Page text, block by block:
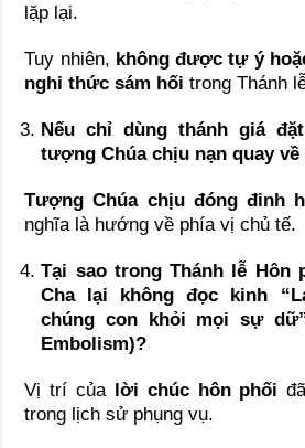
lặp lại.
Tuy nhiên, không được tự ý
nghi thức sám hối trong Thánh
Nếu chỉ dùng thánh giá
tượng Chúa chịu nạn quay về
Tượng Chúa chịu đóng đinh
nghĩa là hướng về phía vị chủ tế.
Tại sao trong Thánh lễ Hôn
Cha lại không đọc kinh
chúng con khỏi mọi sự
Embolism)?
Vị trí của lời chúc hôn phối
trong lịch sử phụng vụ.